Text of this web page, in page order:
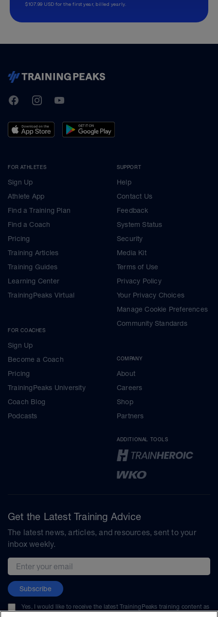
$107.99 USD for the first year, billed yearly.
TrainingPeaks
FacebookInstagramYoutube
FOR ATHLETES
Sign Up
Athlete App
Find a Training Plan
Find a Coach
Pricing
Training Articles
Training Guides
Learning Center
TrainingPeaks Virtual
FOR COACHES
Sign Up
Become a Coach
Pricing
TrainingPeaks University
Coach Blog
Podcasts
SUPPORT
Help
Contact Us
Feedback
System Status
Security
Media Kit
Terms of Use
Privacy Policy
Your Privacy Choices
Manage Cookie Preferences
Community Standards
COMPANY
About
Careers
Shop
Partners
ADDITIONAL TOOLS
Get the Latest Training Advice
The latest news, articles, and resources, sent to your
inbox weekly.
Email address
Subscribe
Yes, I would like to receive the latest TrainingPeaks training content as